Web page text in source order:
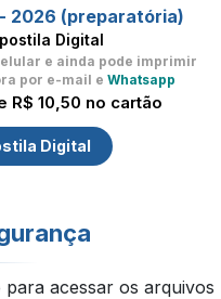
2026 (preparatória)
Digital
e ainda pode imprimir
por e-mail e Whatsapp
R$ 10,50 no cartão
Digital
acessar os arquivos